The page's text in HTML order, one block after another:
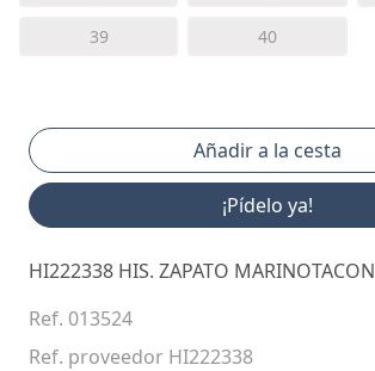
39 40
¡Pídelo ya!
HI222338 HIS. ZAPATO MARINOTACON
Ref. 013524
Ref. proveedor HI222338